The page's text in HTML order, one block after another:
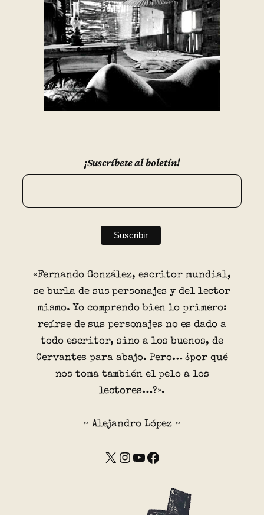
¡Suscríbete al boletín!
«Fernando González, escritor mundial,
se burla de sus personajes y del lector
mismo. Yo comprendo bien lo primero:
reírse de sus personajes no es dado a
todo escritor, sino a los buenos, de
Cervantes para abajo. Pero… ¿por qué
nos toma también el pelo a los
lectores…?».
~ Alejandro López ~
X Instagram YouTube Facebook